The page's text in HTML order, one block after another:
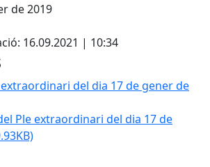
de 2019
16.09.2021 | 10:34
del dia 17 de gener de
Ple extraordinari del dia 17 de